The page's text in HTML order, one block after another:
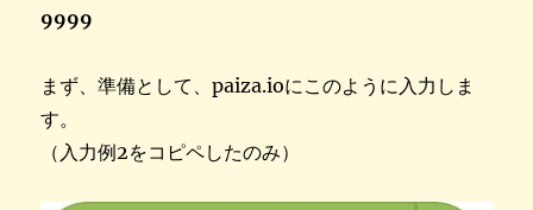
9999
まず、準備として、paiza.ioにこのように入力しま
す。
（入力例2をコピペしたのみ）